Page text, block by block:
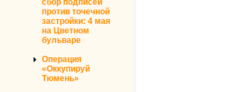
против точечной
застройки: 4 мая
на Цветном
бульваре
Операция
«Оккупируй
Тюмень»